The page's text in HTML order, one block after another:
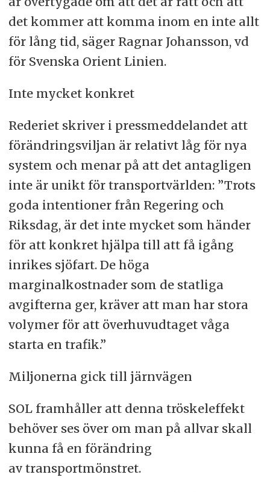
det kommer att komma inom en inte allt
för lång tid, säger Ragnar Johansson, vd
för Svenska Orient Linien.
Inte mycket konkret
Rederiet skriver i pressmeddelandet att
förändringsviljan är relativt låg för nya
system och menar på att det antagligen
inte är unikt för transportvärlden: ”Trots
goda intentioner från Regering och
Riksdag, är det inte mycket som händer
för att konkret hjälpa till att få igång
inrikes sjöfart. De höga
marginalkostnader som de statliga
avgifterna ger, kräver att man har stora
volymer för att överhuvudtaget våga
starta en trafik.”
Miljonerna gick till järnvägen
SOL framhåller att denna tröskeleffekt
behöver ses över om man på allvar skall
kunna få en förändring
av transportmönstret.